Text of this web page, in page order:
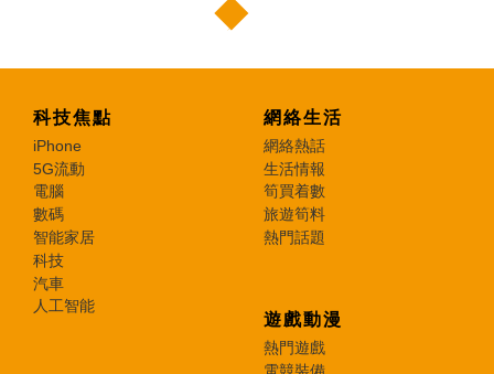
科技焦點
iPhone
5G流動
電腦
數碼
智能家居
科技
汽車
人工智能
網絡生活
網絡熱話
生活情報
筍買着數
旅遊筍料
熱門話題
遊戲動漫
熱門遊戲